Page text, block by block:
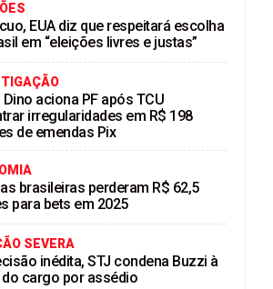
EUA diz que respeitará escolha
em “eleições livres e justas”
Dino aciona PF após TCU
irregularidades em R$ 198
de emendas Pix
brasileiras perderam R$ 62,5
para bets em 2025
SEVERA
inédita, STJ condena Buzzi à
do cargo por assédio